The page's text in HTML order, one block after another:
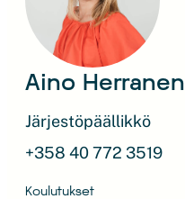
Aino Herranen
Järjestöpäällikkö
+358 40 772 3519
Koulutukset